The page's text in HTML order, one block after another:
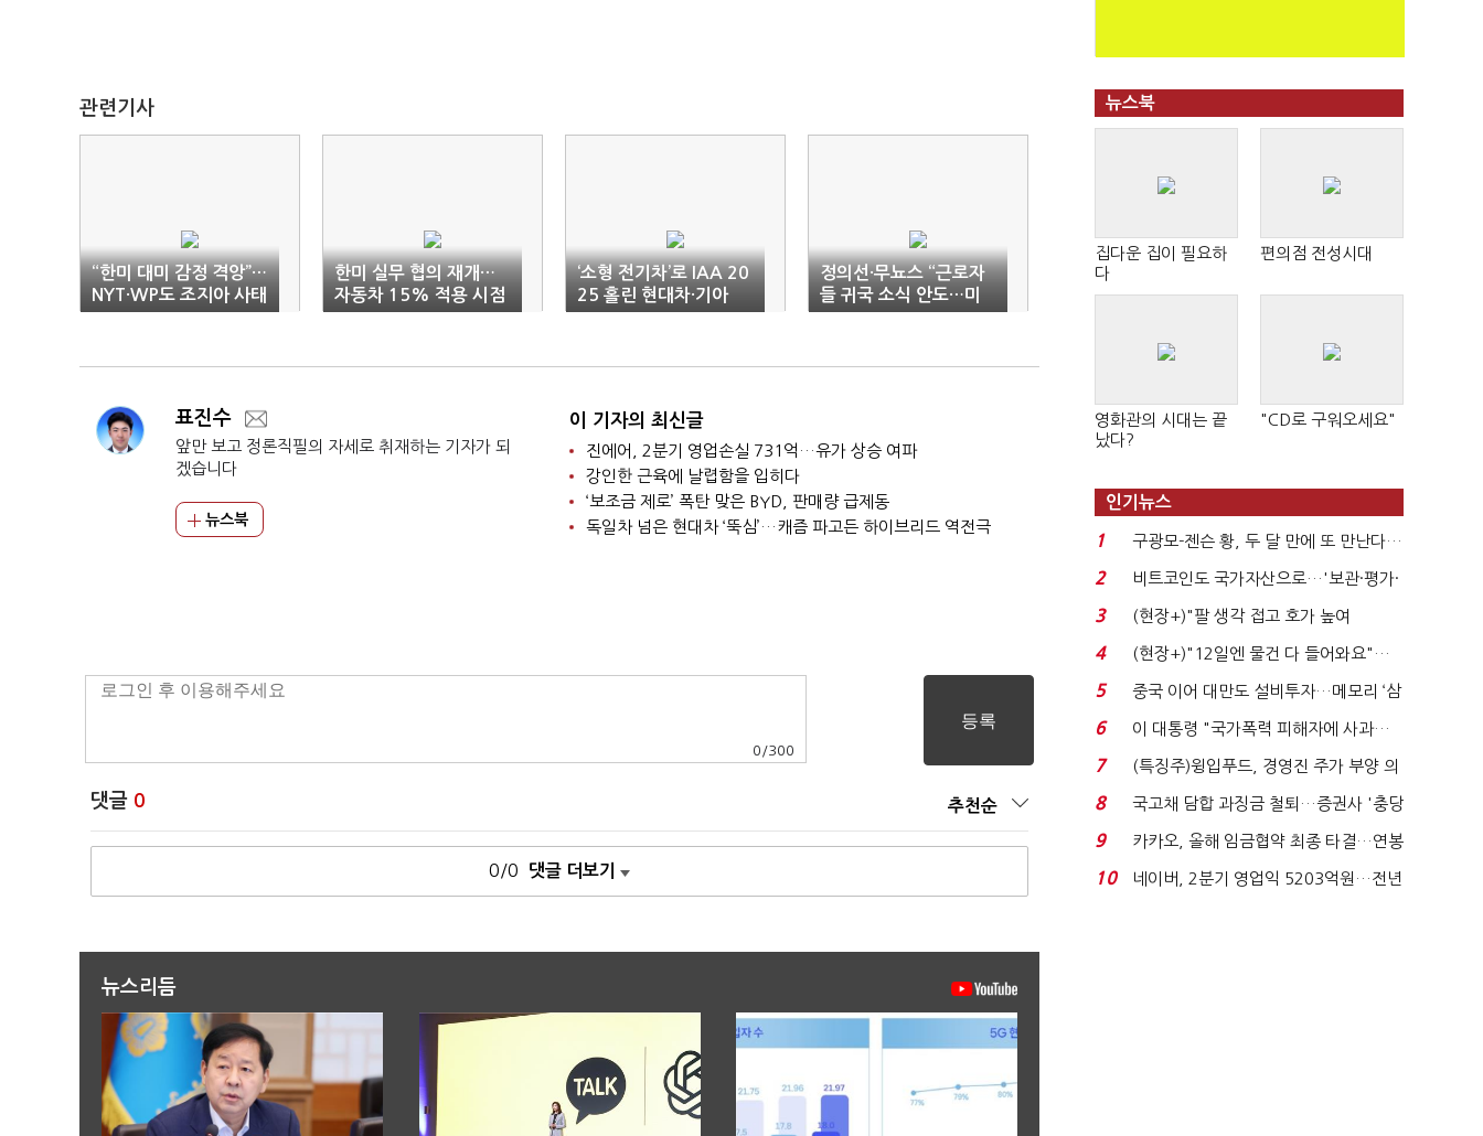
관련기사
“한미 대미 감정 격앙”…
NYT·WP도 조지아 사태
비판
한미 실무 협의 재개…
자동차 15% 적용 시점
은?
‘소형 전기차’로 IAA 20
25 홀린 현대차·기아
정의선·무뇨스 “근로자
들 귀국 소식 안도…미
국에 더 기여”
표진수
앞만 보고 정론직필의 자세로 취재하는 기자가 되
겠습니다
뉴스북
이 기자의 최신글
진에어, 2분기 영업손실 731억…유가 상승 여파
강인한 근육에 날렵함을 입히다
‘보조금 제로’ 폭탄 맞은 BYD, 판매량 급제동
독일차 넘은 현대차 ‘뚝심’…캐즘 파고든 하이브리드 역전극
0 /300
댓글 0 추천순
0/0 댓글 더보기
뉴스리듬
뉴스북
집다운 집이 필요하
다
편의점 전성시대
영화관의 시대는 끝
났다?
"CD로 구워오세요"
인기뉴스
1
구광모-젠슨 황, 두 달 만에 또 만난다…
로봇·AI 등 논...
2
비트코인도 국가자산으로…'보관·평가·
처분' 기준은 ...
3
(현장+)"팔 생각 접고 호가 높여
요"…'덜 똘똘한 한 채' 20...
4
(현장+)"12일엔 물건 다 들어와요"…
빈 매대 채우며 문 연 ...
5
중국 이어 대만도 설비투자…메모리 ‘삼
국전쟁’
6
이 대통령 "국가폭력 피해자에 사과…
적극적 조사로 진...
7
(특징주)윙입푸드, 경영진 주가 부양 의
지에 상한가...
8
국고채 담합 과징금 철퇴…증권사 '충당
금 폭탄' 우려...
9
카카오, 올해 임금협약 최종 타결…연봉
6.3% 인상·격려...
10
네이버, 2분기 영업익 5203억원…전년